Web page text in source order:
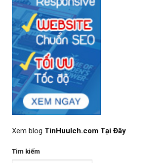
Xem blog TinHuuIch.com Tại Đây
Tìm kiếm